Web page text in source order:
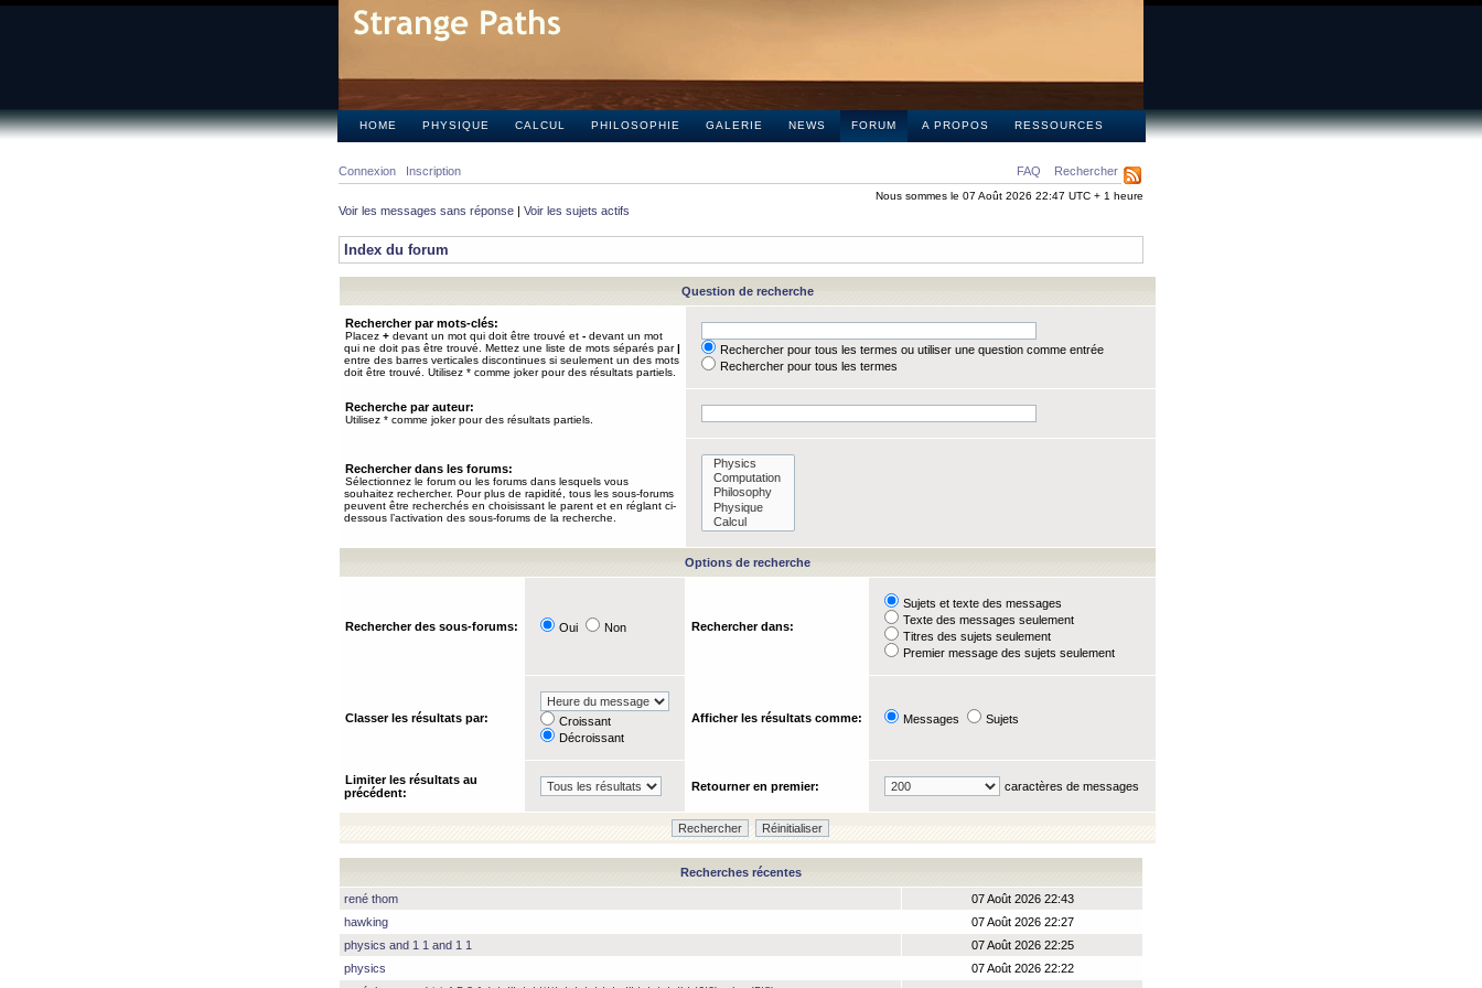
HOME PHYSIQUE CALCUL PHILOSOPHIE GALERIE NEWS FORUM A PROPOS RESSOURCES
FAQ Rechercher
Connexion Inscription
Nous sommes le 07 Août 2026 22:47 UTC + 1 heure
Voir les messages sans réponse | Voir les sujets actifs
Index du forum
Question de recherche
Rechercher par mots-clés:
Placez + devant un mot qui doit être trouvé et - devant un mot
qui ne doit pas être trouvé. Mettez une liste de mots séparés par|
entre des barres verticales discontinues si seulement un des mots
doit être trouvé. Utilisez * comme joker pour des résultats partiels.
Rechercher pour tous les termes ou utiliser une question comme entrée
Rechercher pour tous les termes
Recherche par auteur:
Utilisez * comme joker pour des résultats partiels.
Rechercher dans les forums:
Sélectionnez le forum ou les forums dans lesquels vous
souhaitez rechercher. Pour plus de rapidité, tous les sous-forums
peuvent être recherchés en choisissant le parent et en réglant ci-
dessous l’activation des sous-forums de la recherche.
Options de recherche
Rechercher des sous-forums: Oui Non Rechercher dans:
Sujets et texte des messages
Texte des messages seulement
Titres des sujets seulement
Premier message des sujets seulement
Classer les résultats par:
Croissant
Décroissant
Afficher les résultats comme: Messages Sujets
Limiter les résultats au
précédent:
Retourner en premier: caractères de messages
Recherches récentes
rené thom
07 Août 2026 22:43
hawking
07 Août 2026 22:27
physics and 1 1 and 1 1
07 Août 2026 22:25
physics
07 Août 2026 22:22